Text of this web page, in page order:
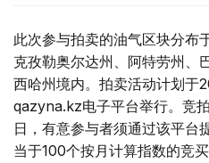
此次参与拍卖的油气区块分布
克孜勒奥尔达州、阿特劳州、
西哈州境内。拍卖活动计划于
qazyna.kz电子平台举行。竞
日，有意参与者须通过该平台
当于100个按月计算指数的竞买